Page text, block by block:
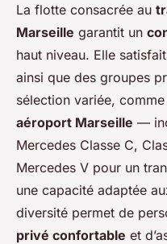
La flotte consacrée au
Marseille garantit un
haut niveau. Elle
ainsi que des groupes
sélection variée, comme
aéroport Marseille —
Mercedes Classe C,
Mercedes V pour un
une capacité adaptée
diversité permet de
privé confortable et